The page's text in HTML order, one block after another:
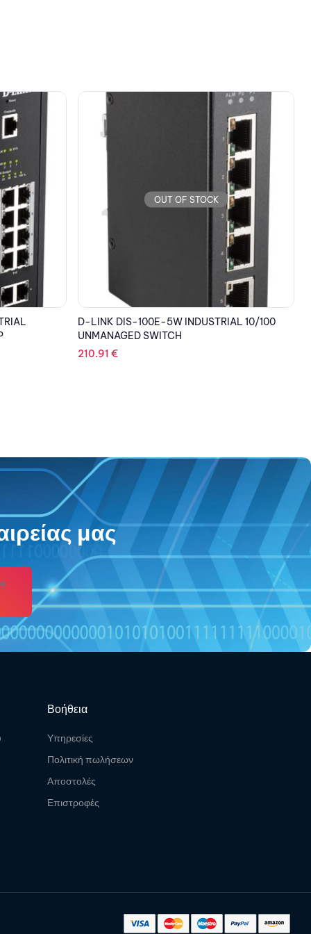
10/100
OUT OF STOCK
D-LINK SWITCH DGS-1016D 16-
Port10/100/1000Mbps
91.89€
μας
Βοήθεια
Υπηρεσίες
Πολιτική πωλήσεων
Αποστολές
Επιστροφές